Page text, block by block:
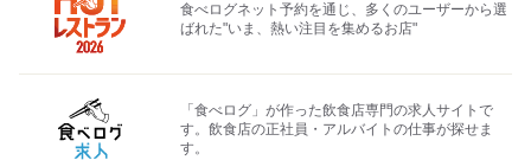
食べログネット予約を通じ、多くのユーザーから選
ばれた"いま、熱い注目を集めるお店"
「食べログ」が作った飲食店専門の求人サイトで
す。飲食店の正社員・アルバイトの仕事が探せま
す。